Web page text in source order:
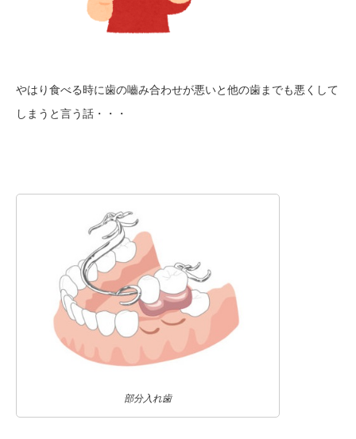
やはり食べる時に歯の嚙み合わせが悪いと他の歯までも悪くして
しまうと言う話・・・
部分入れ歯